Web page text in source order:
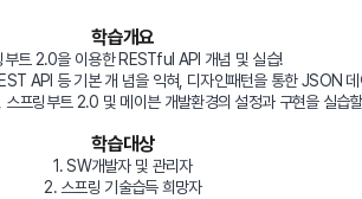
학습개요
부트 2.0을 이용한 RESTful API 개념 및 실습!
API 등 기본 개 념을 익혀, 디자인패턴을 통한 JSON
프링부트 2.0 및 메이븐 개발환경의 설정과 구현을 실습
학습대상
1. SW개발자 및 관리자
2. 스프링 기술습득 희망자